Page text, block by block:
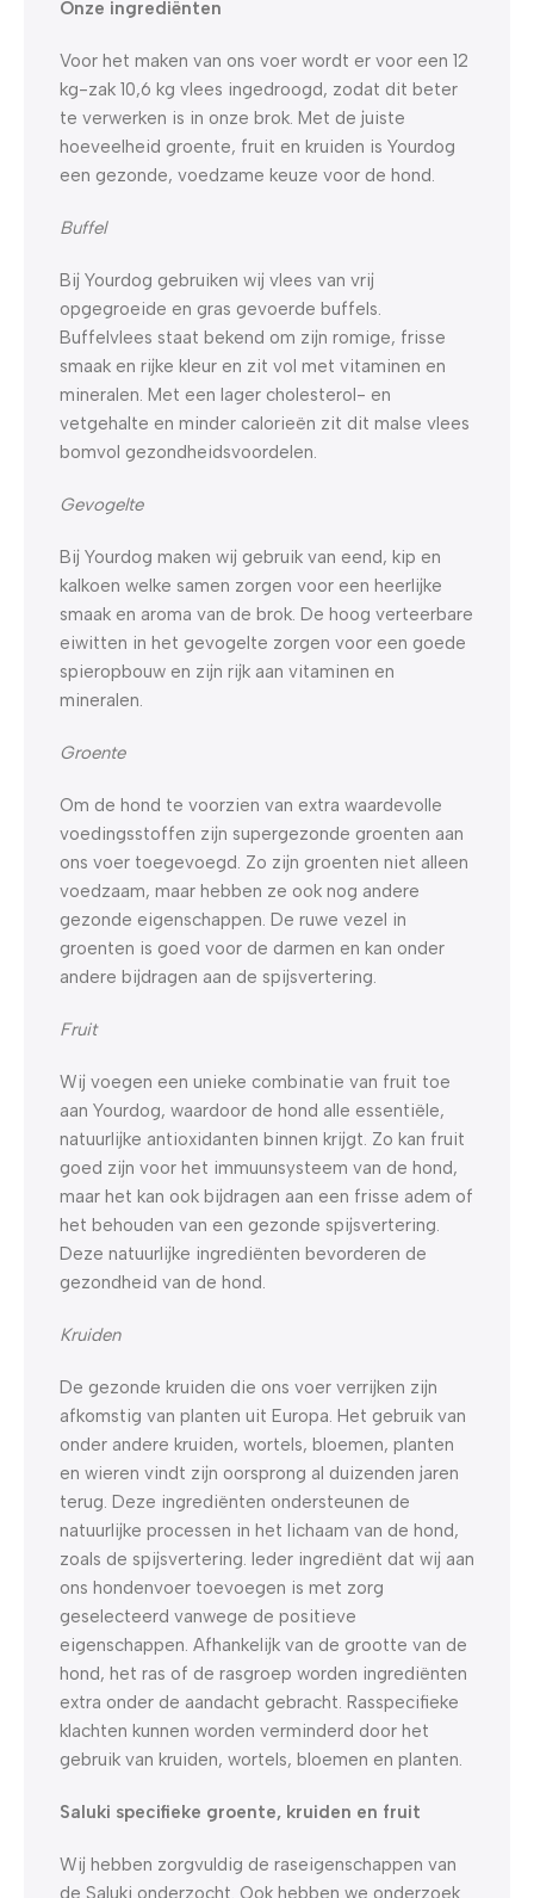
Onze ingrediënten
Voor het maken van ons voer wordt er voor een 12
kg-zak 10,6 kg vlees ingedroogd, zodat dit beter
te verwerken is in onze brok. Met de juiste
hoeveelheid groente, fruit en kruiden is Yourdog
een gezonde, voedzame keuze voor de hond.
Buffel
Bij Yourdog gebruiken wij vlees van vrij
opgegroeide en gras gevoerde buffels.
Buffelvlees staat bekend om zijn romige, frisse
smaak en rijke kleur en zit vol met vitaminen en
mineralen. Met een lager cholesterol- en
vetgehalte en minder calorieën zit dit malse vlees
bomvol gezondheidsvoordelen.
Gevogelte
Bij Yourdog maken wij gebruik van eend, kip en
kalkoen welke samen zorgen voor een heerlijke
smaak en aroma van de brok. De hoog verteerbare
eiwitten in het gevogelte zorgen voor een goede
spieropbouw en zijn rijk aan vitaminen en
mineralen.
Groente
Om de hond te voorzien van extra waardevolle
voedingsstoffen zijn supergezonde groenten aan
ons voer toegevoegd. Zo zijn groenten niet alleen
voedzaam, maar hebben ze ook nog andere
gezonde eigenschappen. De ruwe vezel in
groenten is goed voor de darmen en kan onder
andere bijdragen aan de spijsvertering.
Fruit
Wij voegen een unieke combinatie van fruit toe
aan Yourdog, waardoor de hond alle essentiële,
natuurlijke antioxidanten binnen krijgt. Zo kan fruit
goed zijn voor het immuunsysteem van de hond,
maar het kan ook bijdragen aan een frisse adem of
het behouden van een gezonde spijsvertering.
Deze natuurlijke ingrediënten bevorderen de
gezondheid van de hond.
Kruiden
De gezonde kruiden die ons voer verrijken zijn
afkomstig van planten uit Europa. Het gebruik van
onder andere kruiden, wortels, bloemen, planten
en wieren vindt zijn oorsprong al duizenden jaren
terug. Deze ingrediënten ondersteunen de
natuurlijke processen in het lichaam van de hond,
zoals de spijsvertering. Ieder ingrediënt dat wij aan
ons hondenvoer toevoegen is met zorg
geselecteerd vanwege de positieve
eigenschappen. Afhankelijk van de grootte van de
hond, het ras of de rasgroep worden ingrediënten
extra onder de aandacht gebracht. Rasspecifieke
klachten kunnen worden verminderd door het
gebruik van kruiden, wortels, bloemen en planten.
Saluki specifieke groente, kruiden en fruit
Wij hebben zorgvuldig de raseigenschappen van
de Saluki onderzocht. Ook hebben we onderzoek